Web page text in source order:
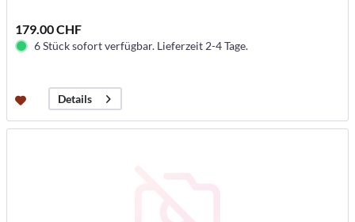
179.00 CHF
6 Stück sofort verfügbar. Lieferzeit 2-4 Tage.
Details